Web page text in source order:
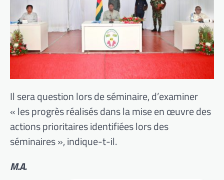
Il sera question lors de séminaire, d’examiner
« les progrès réalisés dans la mise en œuvre des
actions prioritaires identifiées lors des
séminaires », indique-t-il.
M.A.